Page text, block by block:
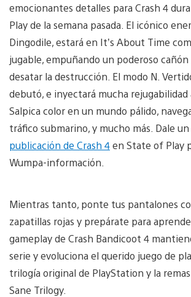
emocionantes detalles para Crash 4
Play de la semana pasada. El icónico
Dingodile, estará en It’s About Time
jugable, empuñando un poderoso cañón
desatar la destrucción. El modo N.
debutó, e inyectará mucha rejugabilidad
Salpica color en un mundo pálido,
tráfico submarino, y mucho más. Dale
publicación de Crash 4en State of Play
Wumpa-información.
Mientras tanto, ponte tus pantalones
zapatillas rojas y prepárate para
gameplay de Crash Bandicoot 4
serie y evoluciona el querido juego de
trilogía original de PlayStation y la
Sane Trilogy.